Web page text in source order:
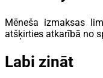
Mēneša izmaksas
atšķirties atkarībā no
Labi zināt